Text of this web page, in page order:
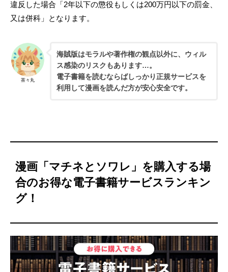
違反した場合「2年以下の懲役もしくは200万円以下の罰金、
又は併科」となります。
茶々丸
海賊版はモラルや著作権の観点以外に、ウィル
ス感染のリスクもあります…。
電子書籍を読むならばしっかり正規サービスを
利用して漫画を読んだ方が安心安全です。
漫画「マチネとソワレ」を購入する場
合のお得な電子書籍サービスランキン
グ！